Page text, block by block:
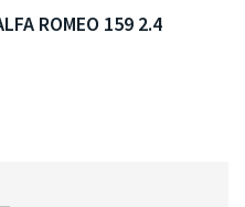
ROMEO 159 2.4